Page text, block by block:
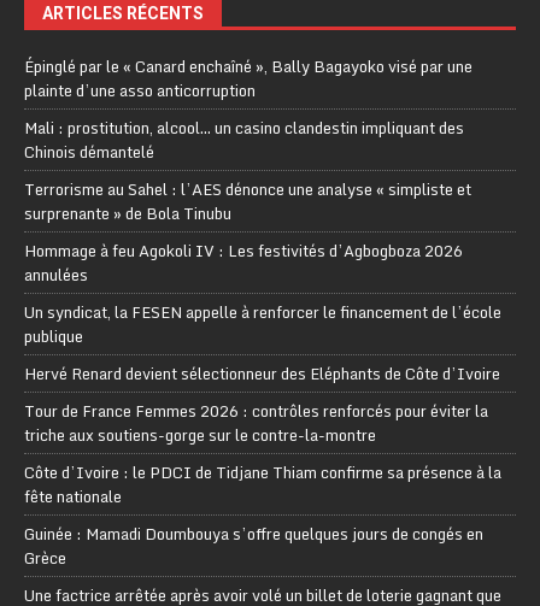
ARTICLES RÉCENTS
Épinglé par le « Canard enchaîné », Bally Bagayoko visé par une
plainte d’une asso anticorruption
Mali : prostitution, alcool… un casino clandestin impliquant des
Chinois démantelé
Terrorisme au Sahel : l’AES dénonce une analyse « simpliste et
surprenante » de Bola Tinubu
Hommage à feu Agokoli IV : Les festivités d’Agbogboza 2026
annulées
Un syndicat, la FESEN appelle à renforcer le financement de l’école
publique
Hervé Renard devient sélectionneur des Eléphants de Côte d’Ivoire
Tour de France Femmes 2026 : contrôles renforcés pour éviter la
triche aux soutiens-gorge sur le contre-la-montre
Côte d’Ivoire : le PDCI de Tidjane Thiam confirme sa présence à la
fête nationale
Guinée : Mamadi Doumbouya s’offre quelques jours de congés en
Grèce
Une factrice arrêtée après avoir volé un billet de loterie gagnant que